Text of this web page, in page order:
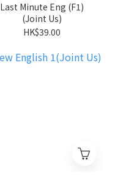
Last Minute Eng (F1)
(Joint Us)
HK$39.00